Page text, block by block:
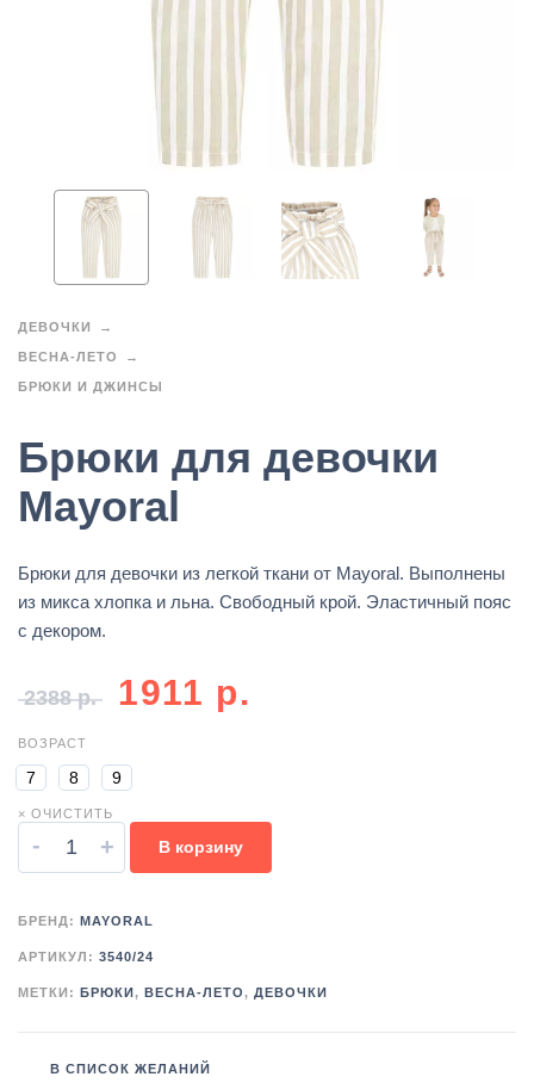
ДЕВОЧКИ
ВЕСНА-ЛЕТО
БРЮКИ И ДЖИНСЫ
Брюки для девочки
Mayoral
Брюки для девочки из легкой ткани от Mayoral. Выполнены
из микса хлопка и льна. Свободный крой. Эластичный пояс
с декором.
2388р. 1911 р.
ВОЗРАСТ
7 8 9
× ОЧИСТИТЬ
- + В корзину
БРЕНД: MAYORAL
АРТИКУЛ: 3540/24
МЕТКИ: БРЮКИ , ВЕСНА-ЛЕТО, ДЕВОЧКИ
В СПИСОК ЖЕЛАНИЙ